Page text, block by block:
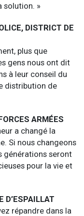
solution. »
DISTRICT DE
plus que
gens nous ont dit
à leur conseil du
distribution de
ARMÉES
a changé la
Si nous changeons
générations seront
pour la vie et
D’ESPAILLAT
répandre dans la